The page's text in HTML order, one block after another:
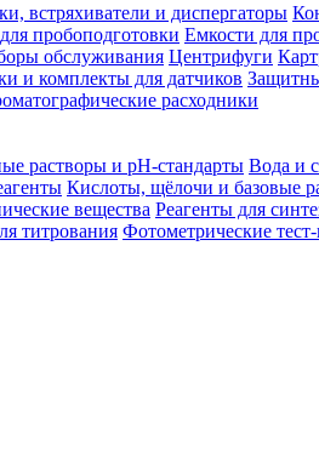
встряхиватели и диспергаторы
пробоподготовки Емкости для
обслуживания Центрифуги
и комплекты для датчиков
расходники
растворы и pH-стандарты Вода и
Кислоты, щёлочи и базовые
вещества Реагенты для
титрования Фотометрические